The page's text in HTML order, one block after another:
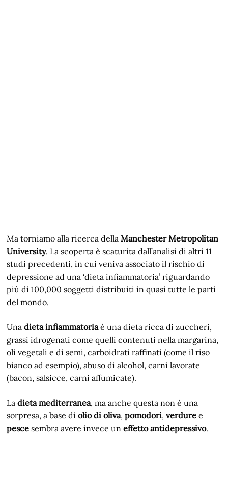
Ma torniamo alla ricerca della Manchester Metropolitan
University. La scoperta è scaturita dall’analisi di altri 11
studi precedenti, in cui veniva associato il rischio di
depressione ad una ‘dieta infiammatoria’ riguardando
più di 100,000 soggetti distribuiti in quasi tutte le parti
del mondo.
Unadieta infiammatoriaè una dieta ricca di zuccheri,
grassi idrogenati come quelli contenuti nella margarina,
oli vegetali e di semi, carboidrati raffinati (come il riso
bianco ad esempio), abuso di alcohol, carni lavorate
(bacon, salsicce, carni affumicate).
Ladieta mediterranea, ma anche questa non è una
sorpresa, a base diolio di oliva,pomodori,verdure e
pesce sembra avere invece uneffetto antidepressivo.